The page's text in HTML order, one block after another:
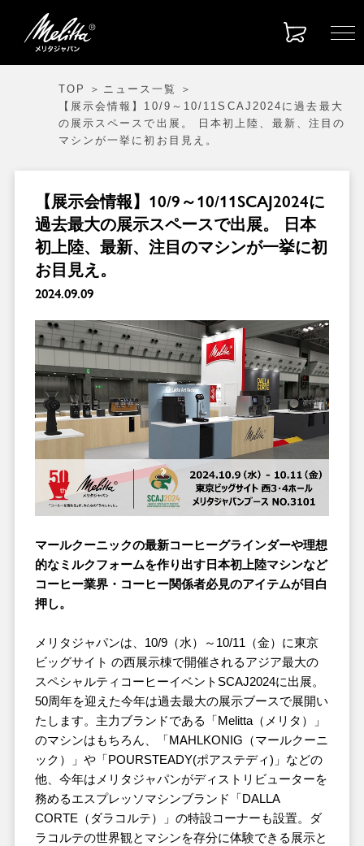
TOP
ニュース一覧
【展示会情報】10/9～10/11SCAJ2024に過去最大
の展示スペースで出展。 日本初上陸、最新、注目の
マシンが一挙に初お目見え。
【展示会情報】10/9～10/11SCAJ2024に
過去最大の展示スペースで出展。 日本
初上陸、最新、注目のマシンが一挙に初
お目見え。
2024.09.09
マールクーニックの最新コーヒーグラインダーや理想
的なミルクフォームを作り出す日本初上陸マシンなど
コーヒー業界・コーヒー関係者必見のアイテムが目白
押し。
メリタジャパンは、10/9（水）～10/11（金）に東京
ビッグサイト の西展示棟で開催されるアジア最大の
スペシャルティコーヒーイベントSCAJ2024に出展。
50周年を迎えた今年は過去最大の展示ブースで展開い
たします。主力ブランドである「Melitta（メリタ）」
のマシンはもちろん、「MAHLKONIG（マールクーニ
ック）」や「POURSTEADY(ポアステディ)」などの
他、今年はメリタジャパンがディストリビューターを
務めるエスプレッソマシンブランド「DALLA
CORTE（ダラコルテ）」の特設コーナーも設置。ダ
ラコルテの世界観とマシンを存分に体験できる展示と